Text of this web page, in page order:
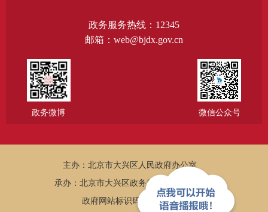
政务服务热线：12345
邮箱：web@bjdx.gov.cn
政务微博 微信公众号
主办：北京市大兴区人民政府办公室
承办：北京市大兴区政务服务和数据管理局
政府网站标识码：1101150005